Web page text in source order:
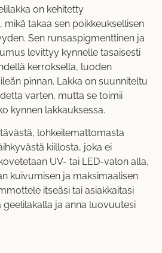
on kehitetty
takaa sen poikkeuksellisen
Sen runsaspigmenttinen ja
levittyy kynnelle tasaisesti
kerroksella, luoden
pinnan. Lakka on suunniteltu
varten, mutta se toimii
kynnen lakkauksessa.
lohkeilemattomasta
kiillosta, joka ei
UV- tai LED-valon alla,
kuivumisen ja maksimaalisen
itseäsi tai asiakkaitasi
ja anna luovuutesi